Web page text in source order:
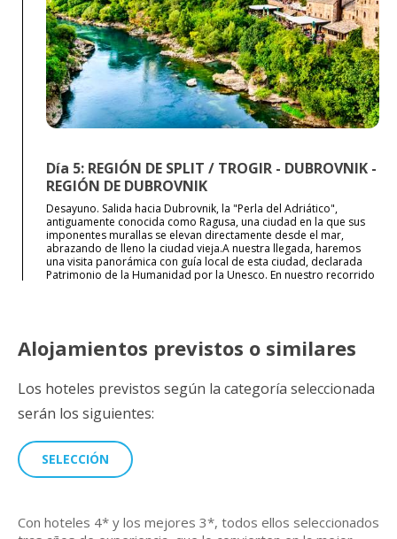
Día 5: REGIÓN DE SPLIT / TROGIR - DUBROVNIK -
REGIÓN DE DUBROVNIK
Desayuno. Salida hacia Dubrovnik, la "Perla del Adriático",
antiguamente conocida como Ragusa, una ciudad en la que sus
imponentes murallas se elevan directamente desde el mar,
abrazando de lleno la ciudad vieja.A nuestra llegada, haremos
una visita panorámica con guía local de esta ciudad, declarada
Patrimonio de la Humanidad por la Unesco. En nuestro recorrido
famosa Puerta de Pile hasta la Plaza Luza, donde podemos ver el
Reloj y la Columna de la Torre del Orlando. Almuerzo. Tiempo
opcionalmente un paseo en barco a las islas Elafiti de gran
belleza natural, con un aperitivo a bordo y música en vivo.
Traslado a nuestro hotel en la región de Dubrovnik. Cena y
alojamiento.
RÉGIMEN
Desayuno, Almuerzo y Cena
Visitas
Visita panorámica de Dubrovnik con guía local con
Alojamientos previstos o similares
Los hoteles previstos según la categoría seleccionada
serán los siguientes:
SELECCIÓN
Con hoteles 4* y los mejores 3*, todos ellos seleccionados